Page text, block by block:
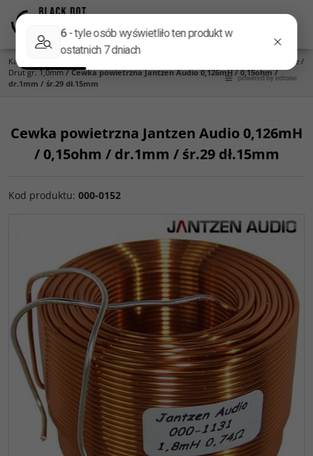
MenuPanel
Kategoria główna Cewki powietrzne /
Drut gr. 1,0mm / Cewka powietrzna Jantzen Audio 0,126mH / 0,15ohm /
dr.1mm / śr.29 dł.15mm
Cewka powietrzna Jantzen Audio 0,126mH
/ 0,15ohm / dr.1mm / śr.29 dł.15mm
Kod produktu: 000-0152